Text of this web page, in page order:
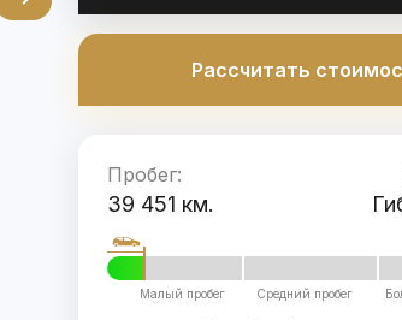
Рассчитать
Пробег:
39 451 км.
Малый пробег Средний пробег